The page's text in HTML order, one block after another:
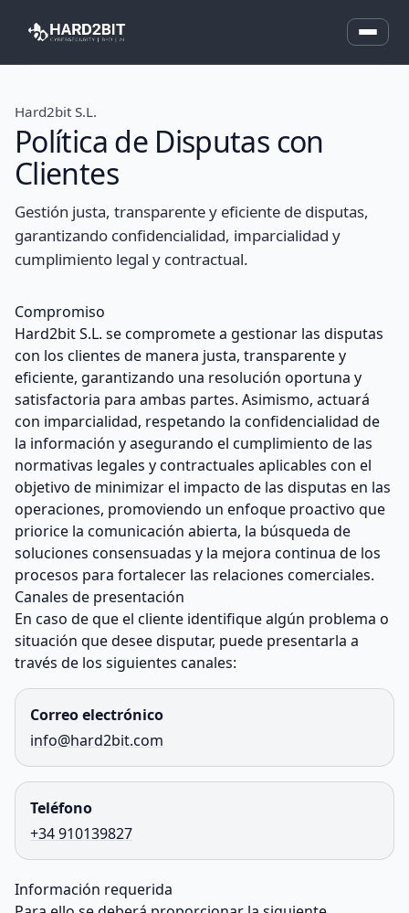
Hard2bit S.L.
Política de Disputas con
Clientes
Gestión justa, transparente y eficiente de disputas,
garantizando confidencialidad, imparcialidad y
cumplimiento legal y contractual.
Compromiso
Hard2bit S.L. se compromete a gestionar las disputas
con los clientes de manera justa, transparente y
eficiente, garantizando una resolución oportuna y
satisfactoria para ambas partes. Asimismo, actuará
con imparcialidad, respetando la confidencialidad de
la información y asegurando el cumplimiento de las
normativas legales y contractuales aplicables con el
objetivo de minimizar el impacto de las disputas en las
operaciones, promoviendo un enfoque proactivo que
priorice la comunicación abierta, la búsqueda de
soluciones consensuadas y la mejora continua de los
procesos para fortalecer las relaciones comerciales.
Canales de presentación
En caso de que el cliente identifique algún problema o
situación que desee disputar, puede presentarla a
través de los siguientes canales:
Correo electrónico
info@hard2bit.com
Teléfono
+34 910139827
Información requerida